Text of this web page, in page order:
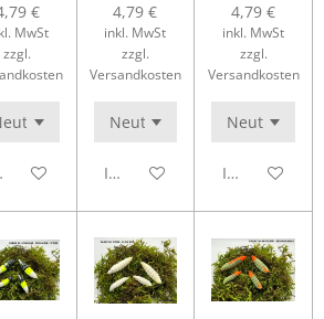
€
MwSt
zzgl.
den Warenkorb
4,79 €
inkl. MwSt
zzgl.
Versandkosten
In den Warenkorb
4,79 €
inkl. MwSt
zzgl.
Versandkosten
In den